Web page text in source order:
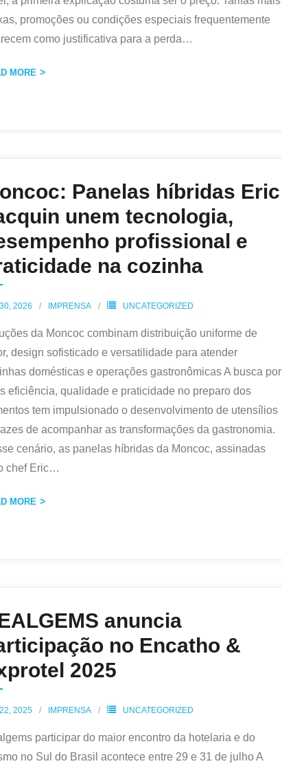
promoções ou condições especiais frequentemente
como justificativa para a perda…
MORE
Panelas híbridas Eric
unem tecnologia,
profissional e
na cozinha
2026 IMPRENSA UNCATEGORIZED
da Moncoc combinam distribuição uniforme de
design sofisticado e versatilidade para atender
domésticas e operações gastronômicas A busca por
eficiência, qualidade e praticidade no preparo dos
tem impulsionado o desenvolvimento de utensílios
de acompanhar as transformações da gastronomia.
cenário, as panelas híbridas da Moncoc, assinadas
chef Eric…
MORE
anuncia
no Encatho &
2025
2025 IMPRENSA UNCATEGORIZED
participar do maior encontro da hotelaria e do
no Sul do Brasil acontece entre 29 e 31 de julho A